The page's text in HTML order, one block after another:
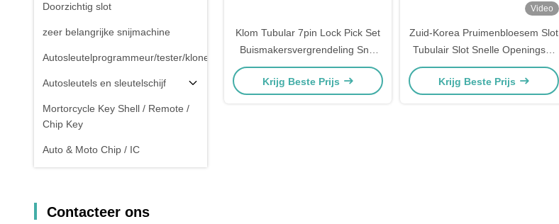
Doorzichtig slot
zeer belangrijke snijmachine
Autosleutelprogrammeur/tester/kloner
Autosleutels en sleutelschijf
Mortorcycle Key Shell / Remote /
Chip Key
Auto & Moto Chip / IC
Contacteer ons
Klom Tubular 7pin Lock Pick Set
Buismakersvergrendeling Snel
open gereedschap
Krijg Beste Prijs
Video
Zuid-Korea Pruimenbloesem Slot
Tubulair Slot Snelle Openingskit
3 Sets Rood Verkoopeenheden
Enkel Item
Krijg Beste Prijs